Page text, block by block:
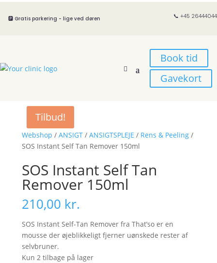
🅿️ Gratis parkering - lige ved døren 📞 +45 26444044
Book tid
Gavekort
Webshop / ANSIGT/ ANSIGTSPLEJE / Rens & Peeling/
SOS Instant Self Tan Remover 150ml
SOS Instant Self Tan
Remover 150ml
210,00 kr.
SOS Instant Self-Tan Remover fra That’so er en
mousse der øjeblikkeligt fjerner uønskede rester af
selvbruner.
Kun 2 tilbage på lager
Tilbud!